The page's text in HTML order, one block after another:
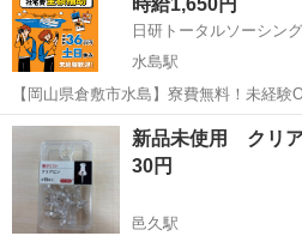
日研トータルソーシン
水島駅
【岡山県倉敷市水島】寮費無料！未経
《お仕事No.NS0089》 お仕事について 車の組立作業です。専用レール
に乗って流れてくる車の骨組みに、車内
り・ドア・シートなどの各...
岡山 倉敷市 水島駅 その他
新品未使用 クリ
30円
邑久駅